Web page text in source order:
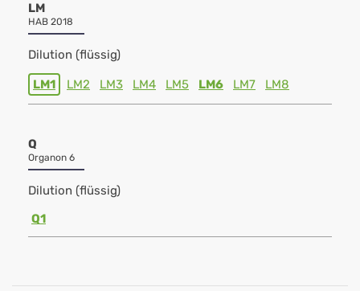
LM
HAB 2018
Dilution (flüssig)
LM1 LM2 LM3 LM4 LM5 LM6 LM7 LM8
Q
Organon 6
Dilution (flüssig)
Q1